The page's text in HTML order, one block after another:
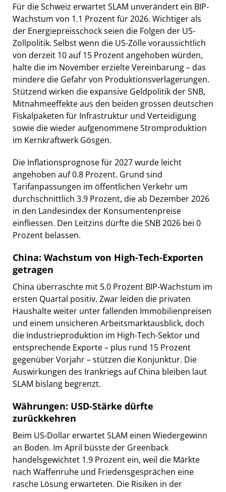
Für die Schweiz erwartet SLAM unverändert ein BIP-
Wachstum von 1.1 Prozent für 2026. Wichtiger als
der Energiepreisschock seien die Folgen der US-
Zollpolitik. Selbst wenn die US-Zölle voraussichtlich
von derzeit 10 auf 15 Prozent angehoben würden,
halte die im November erzielte Vereinbarung – das
mindere die Gefahr von Produktionsverlagerungen.
Stützend wirken die expansive Geldpolitik der SNB,
Mitnahmeeffekte aus den beiden grossen deutschen
Fiskalpaketen für Infrastruktur und Verteidigung
sowie die wieder aufgenommene Stromproduktion
im Kernkraftwerk Gösgen.
Die Inflationsprognose für 2027 wurde leicht
angehoben auf 0.8 Prozent. Grund sind
Tarifanpassungen im öffentlichen Verkehr um
durchschnittlich 3.9 Prozent, die ab Dezember 2026
in den Landesindex der Konsumentenpreise
einfliessen. Den Leitzins dürfte die SNB 2026 bei 0
Prozent belassen.
China: Wachstum von High-Tech-Exporten
getragen
China überraschte mit 5.0 Prozent BIP-Wachstum im
ersten Quartal positiv. Zwar leiden die privaten
Haushalte weiter unter fallenden Immobilienpreisen
und einem unsicheren Arbeitsmarktausblick, doch
die Industrieproduktion im High-Tech-Sektor und
entsprechende Exporte – plus rund 15 Prozent
gegenüber Vorjahr – stützen die Konjunktur. Die
Auswirkungen des Irankriegs auf China bleiben laut
SLAM bislang begrenzt.
Währungen: USD-Stärke dürfte
zurückkehren
Beim US-Dollar erwartet SLAM einen Wiedergewinn
an Boden. Im April büsste der Greenback
handelsgewichtet 1.9 Prozent ein, weil die Märkte
nach Waffenruhe und Friedensgesprächen eine
rasche Lösung erwarteten. Die Risiken in der